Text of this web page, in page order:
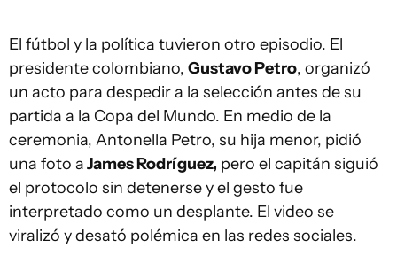
El fútbol y la política tuvieron otro episodio. El
presidente colombiano, Gustavo Petro, organizó
un acto para despedir a la selección antes de su
partida a la Copa del Mundo. En medio de la
ceremonia, Antonella Petro, su hija menor, pidió
una foto aJames Rodríguez, pero el capitán siguió
el protocolo sin detenerse y el gesto fue
interpretado como un desplante. El video se
viralizó y desató polémica en las redes sociales.